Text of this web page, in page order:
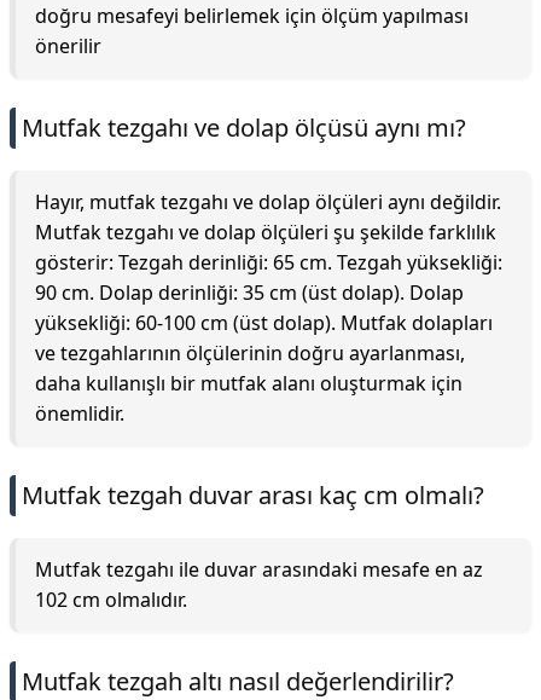
doğru mesafeyi belirlemek için ölçüm yapılması
önerilir
Mutfak tezgahı ve dolap ölçüsü aynı mı?
Hayır, mutfak tezgahı ve dolap ölçüleri aynı değildir.
Mutfak tezgahı ve dolap ölçüleri şu şekilde farklılık
gösterir: Tezgah derinliği: 65 cm. Tezgah yüksekliği:
90 cm. Dolap derinliği: 35 cm (üst dolap). Dolap
yüksekliği: 60-100 cm (üst dolap). Mutfak dolapları
ve tezgahlarının ölçülerinin doğru ayarlanması,
daha kullanışlı bir mutfak alanı oluşturmak için
önemlidir.
Mutfak tezgah duvar arası kaç cm olmalı?
Mutfak tezgahı ile duvar arasındaki mesafe en az
102 cm olmalıdır.
Mutfak tezgah altı nasıl değerlendirilir?